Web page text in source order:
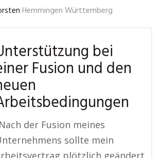
Hemmingen Württemberg
bei
Fusion und den
der Fusion meines
sollte mein
plötzlich geändert